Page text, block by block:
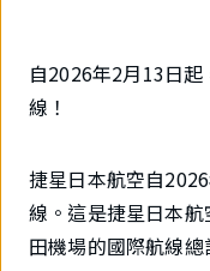
自2026年2月13日
線！
捷星日本航空自
線。這是捷星日本
田機場的國際航線